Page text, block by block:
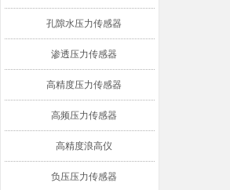
孔隙水压力传感器
渗透压力传感器
高精度压力传感器
高频压力传感器
高精度浪高仪
负压压力传感器